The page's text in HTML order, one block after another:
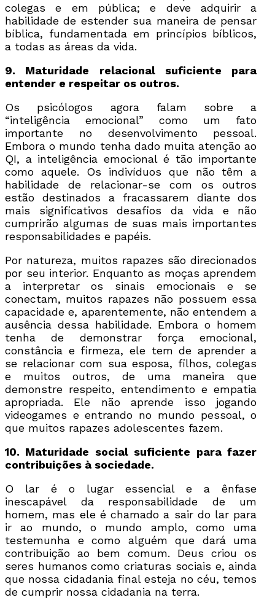
colegas e em pública; e deve adquirir a
habilidade de estender sua maneira de pensar
bíblica, fundamentada em princípios bíblicos,
a todas as áreas da vida.
9. Maturidade relacional suficiente para
entender e respeitar os outros.
Os psicólogos agora falam sobre a
“inteligência emocional” como um fato
importante no desenvolvimento pessoal.
Embora o mundo tenha dado muita atenção ao
QI, a inteligência emocional é tão importante
como aquele. Os indivíduos que não têm a
habilidade de relacionar-se com os outros
estão destinados a fracassarem diante dos
mais significativos desafios da vida e não
cumprirão algumas de suas mais importantes
responsabilidades e papéis.
Por natureza, muitos rapazes são direcionados
por seu interior. Enquanto as moças aprendem
a interpretar os sinais emocionais e se
conectam, muitos rapazes não possuem essa
capacidade e, aparentemente, não entendem a
ausência dessa habilidade. Embora o homem
tenha de demonstrar força emocional,
constância e firmeza, ele tem de aprender a
se relacionar com sua esposa, filhos, colegas
e muitos outros, de uma maneira que
demonstre respeito, entendimento e empatia
apropriada. Ele não aprende isso jogando
videogames e entrando no mundo pessoal, o
que muitos rapazes adolescentes fazem.
10. Maturidade social suficiente para fazer
contribuições à sociedade.
O lar é o lugar essencial e a ênfase
inescapável da responsabilidade de um
homem, mas ele é chamado a sair do lar para
ir ao mundo, o mundo amplo, como uma
testemunha e como alguém que dará uma
contribuição ao bem comum. Deus criou os
seres humanos como criaturas sociais e, ainda
que nossa cidadania final esteja no céu, temos
de cumprir nossa cidadania na terra.